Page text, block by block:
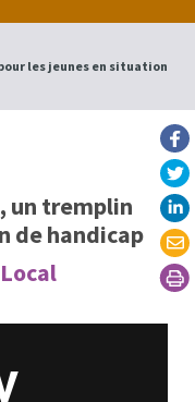
les jeunes en situation
un tremplin
de handicap